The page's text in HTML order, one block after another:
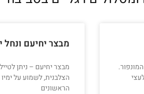
מבצר יחיעם ונחל
מבצר יחיעם – ניתן
הצלבנית, לשמוע על ימיו
הראשונים